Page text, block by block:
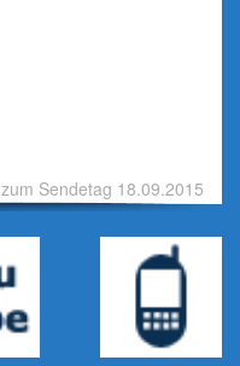
zum Sendetag 18.09.2015